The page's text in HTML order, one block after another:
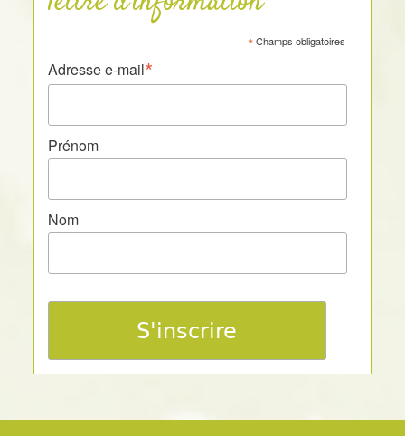
*Champs obligatoires
Adresse e-mail*
Prénom
Nom